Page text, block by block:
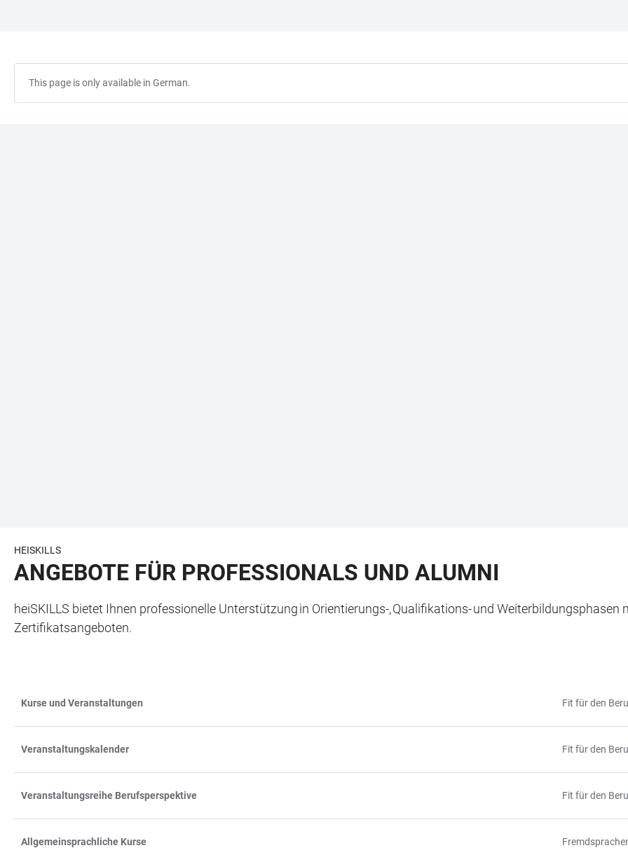
This page is only available in German.
HEISKILLS
ANGEBOTE FÜR PROFESSIONALS UND ALUMNI
heiSKILLS bietet Ihnen professionelle Unterstützung in Orientierungs-, Qualifikations- und
Zertifikatsangeboten.
TABLE
FILTERS
Kurse und Veranstaltungen Fit für den
Veranstaltungskalender Fit für den
Veranstaltungsreihe Berufsperspektive Fit für den
Allgemeinsprachliche Kurse